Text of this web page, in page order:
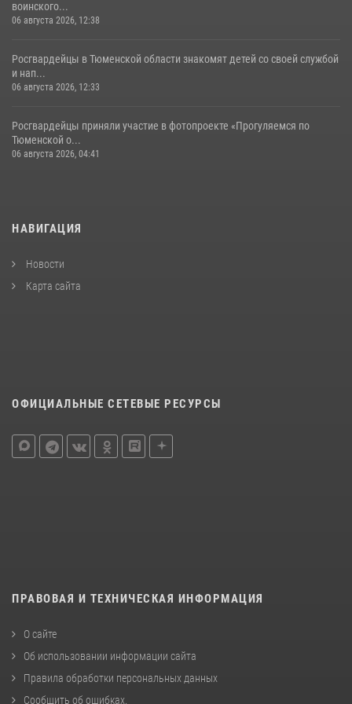
воинского...
06 августа 2026, 12:38
Росгвардейцы в Тюменской области знакомят детей со своей службой
и нап...
06 августа 2026, 12:33
Росгвардейцы приняли участие в фотопроекте «Прогуляемся по
Тюменской о...
06 августа 2026, 04:41
НАВИГАЦИЯ
Новости
Карта сайта
ОФИЦИАЛЬНЫЕ СЕТЕВЫЕ РЕСУРСЫ
ПРАВОВАЯ И ТЕХНИЧЕСКАЯ ИНФОРМАЦИЯ
О сайте
Об использовании информации сайта
Правила обработки персональных данных
Сообщить об ошибках